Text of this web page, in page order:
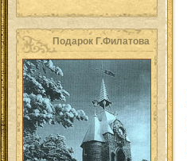
Подарок Г.Филатова